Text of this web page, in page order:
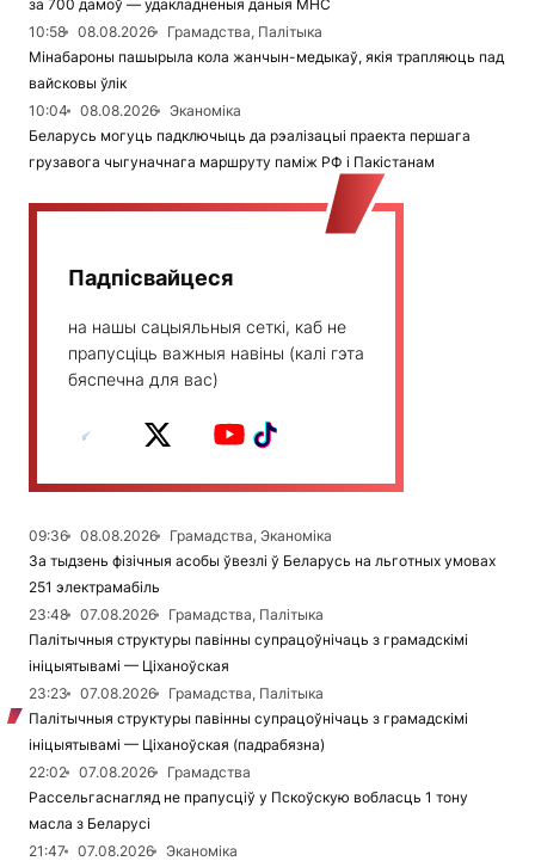
за 700 дамоў — удакладненыя даныя МНС
10:58
08.08.2026
Грамадства, Палітыка
Мінабароны пашырыла кола жанчын-медыкаў, якія трапляюць пад
вайсковы ўлік
10:04
08.08.2026
Эканоміка
Беларусь могуць падключыць да рэалізацыі праекта першага
грузавога чыгуначнага маршруту паміж РФ і Пакістанам
Падпісвайцеся
на нашы сацыяльныя сеткі, каб не
прапусціць важныя навіны (калі гэта
бяспечна для вас)
09:36 08.08.2026
Грамадства, Эканоміка
За тыдзень фізічныя асобы ўвезлі ў Беларусь на льготных умовах
251 электрамабіль
23:48
07.08.2026
Грамадства, Палітыка
Палітычныя структуры павінны супрацоўнічаць з грамадскімі
ініцыятывамі — Ціханоўская
23:23
07.08.2026
Грамадства, Палітыка
Палітычныя структуры павінны супрацоўнічаць з грамадскімі
ініцыятывамі — Ціханоўская (падрабязна)
22:02
07.08.2026
Грамадства
Рассельгаснагляд не прапусціў у Пскоўскую вобласць 1 тону
масла з Беларусі
21:47
07.08.2026
Эканоміка